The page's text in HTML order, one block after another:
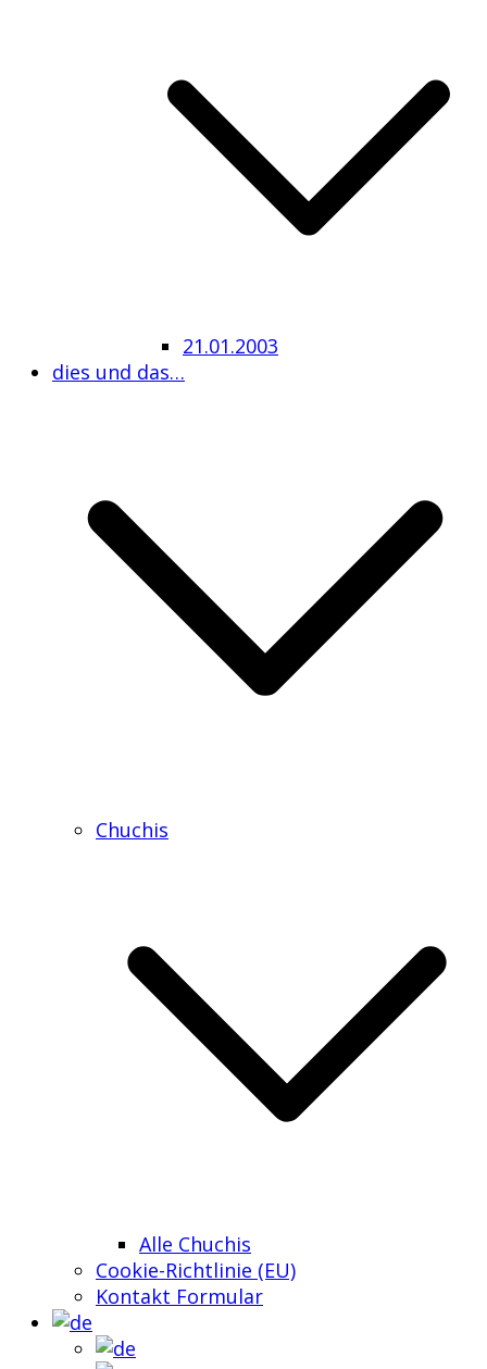
21.01.2003
dies und das…
Chuchis
Alle Chuchis
Cookie-Richtlinie (EU)
Kontakt Formular